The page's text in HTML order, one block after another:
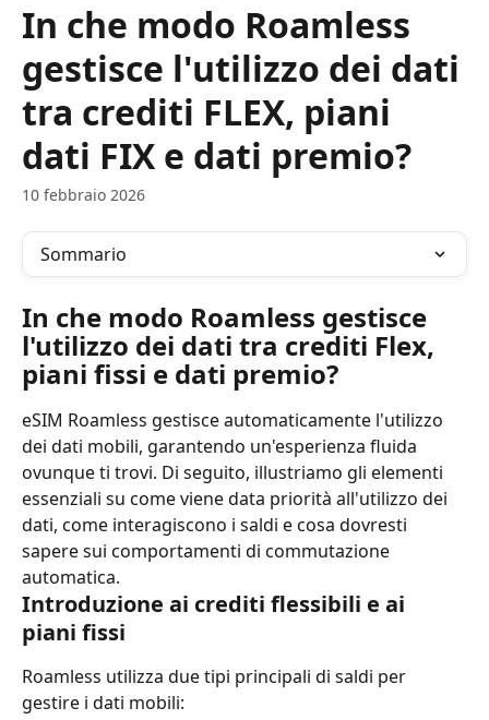
In che modo Roamless
gestisce l'utilizzo dei dati
tra crediti FLEX, piani
dati FIX e dati premio?
10 febbraio 2026
Sommario
In che modo Roamless gestisce
l'utilizzo dei dati tra crediti Flex,
piani fissi e dati premio?
eSIM Roamless gestisce automaticamente l'utilizzo
dei dati mobili, garantendo un'esperienza fluida
ovunque ti trovi. Di seguito, illustriamo gli elementi
essenziali su come viene data priorità all'utilizzo dei
dati, come interagiscono i saldi e cosa dovresti
sapere sui comportamenti di commutazione
automatica.
Introduzione ai crediti flessibili e ai
piani fissi
Roamless utilizza due tipi principali di saldi per
gestire i dati mobili: